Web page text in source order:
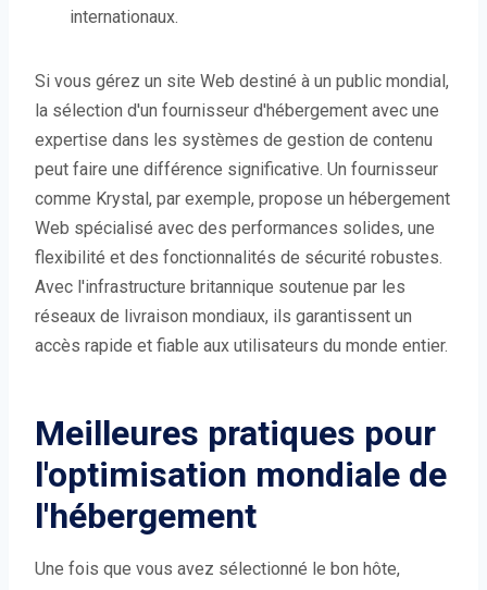
internationaux.
Si vous gérez un site Web destiné à un public mondial,
la sélection d'un fournisseur d'hébergement avec une
expertise dans les systèmes de gestion de contenu
peut faire une différence significative. Un fournisseur
comme Krystal, par exemple, propose un hébergement
Web spécialisé avec des performances solides, une
flexibilité et des fonctionnalités de sécurité robustes.
Avec l'infrastructure britannique soutenue par les
réseaux de livraison mondiaux, ils garantissent un
accès rapide et fiable aux utilisateurs du monde entier.
Meilleures pratiques pour
l'optimisation mondiale de
l'hébergement
Une fois que vous avez sélectionné le bon hôte,